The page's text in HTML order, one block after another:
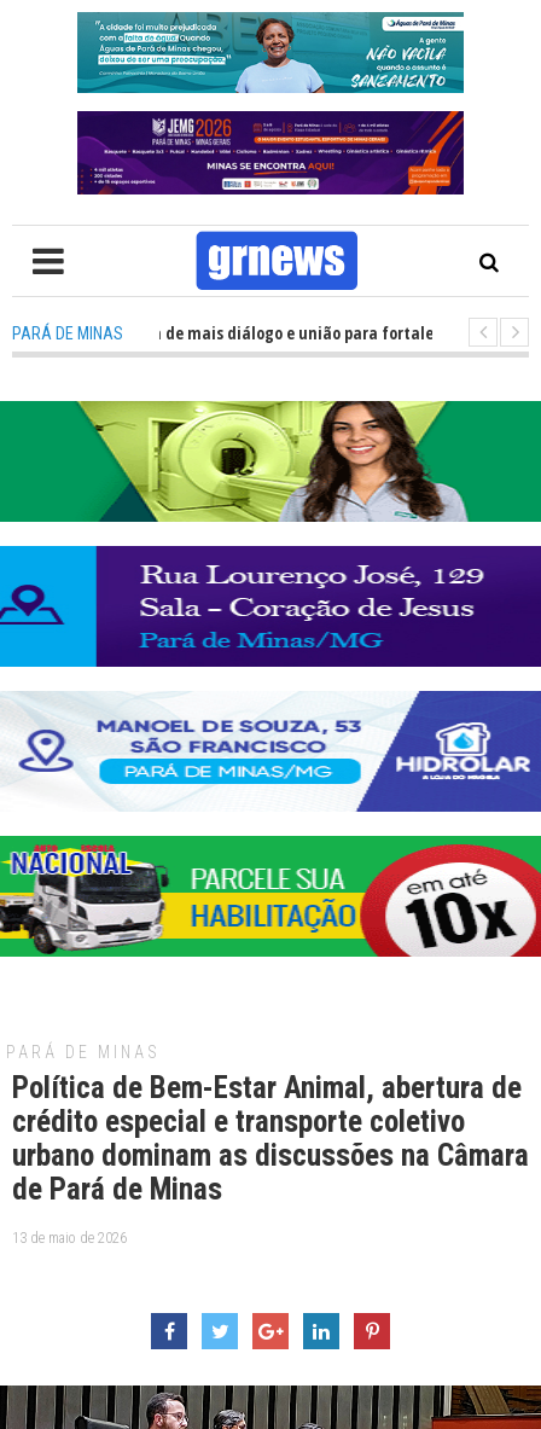
PARÁ DE MINAS
Política precisa de mais diálogo e união para fortalecer Minas e Pará
PARÁ DE MINAS
Política de Bem-Estar Animal, abertura de
crédito especial e transporte coletivo
urbano dominam as discussões na Câmara
de Pará de Minas
13 de maio de 2026